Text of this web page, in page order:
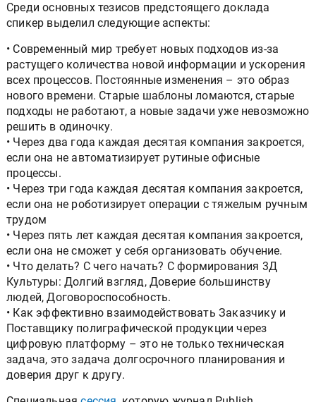
Среди основных тезисов предстоящего доклада
спикер выделил следующие аспекты:
• Современный мир требует новых подходов из-за
растущего количества новой информации и ускорения
всех процессов. Постоянные изменения – это образ
нового времени. Старые шаблоны ломаются, старые
подходы не работают, а новые задачи уже невозможно
решить в одиночку.
• Через два года каждая десятая компания закроется,
если она не автоматизирует рутиные офисные
процессы.
• Через три года каждая десятая компания закроется,
если она не роботизирует операции с тяжелым ручным
трудом
• Через пять лет каждая десятая компания закроется,
если она не сможет у себя организовать обучение.
• Что делать? С чего начать? С формирования 3Д
Культуры: Долгий взгляд, Доверие большинству
людей, Договороспособность.
• Как эффективно взаимодействовать Заказчику и
Поставщику полиграфической продукции через
цифровую платформу – это не только техническая
задача, это задача долгосрочного планирования и
доверия друг к другу.